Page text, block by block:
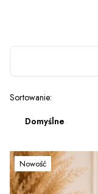
Lista
Sortowanie:
Domyślne
Nowość